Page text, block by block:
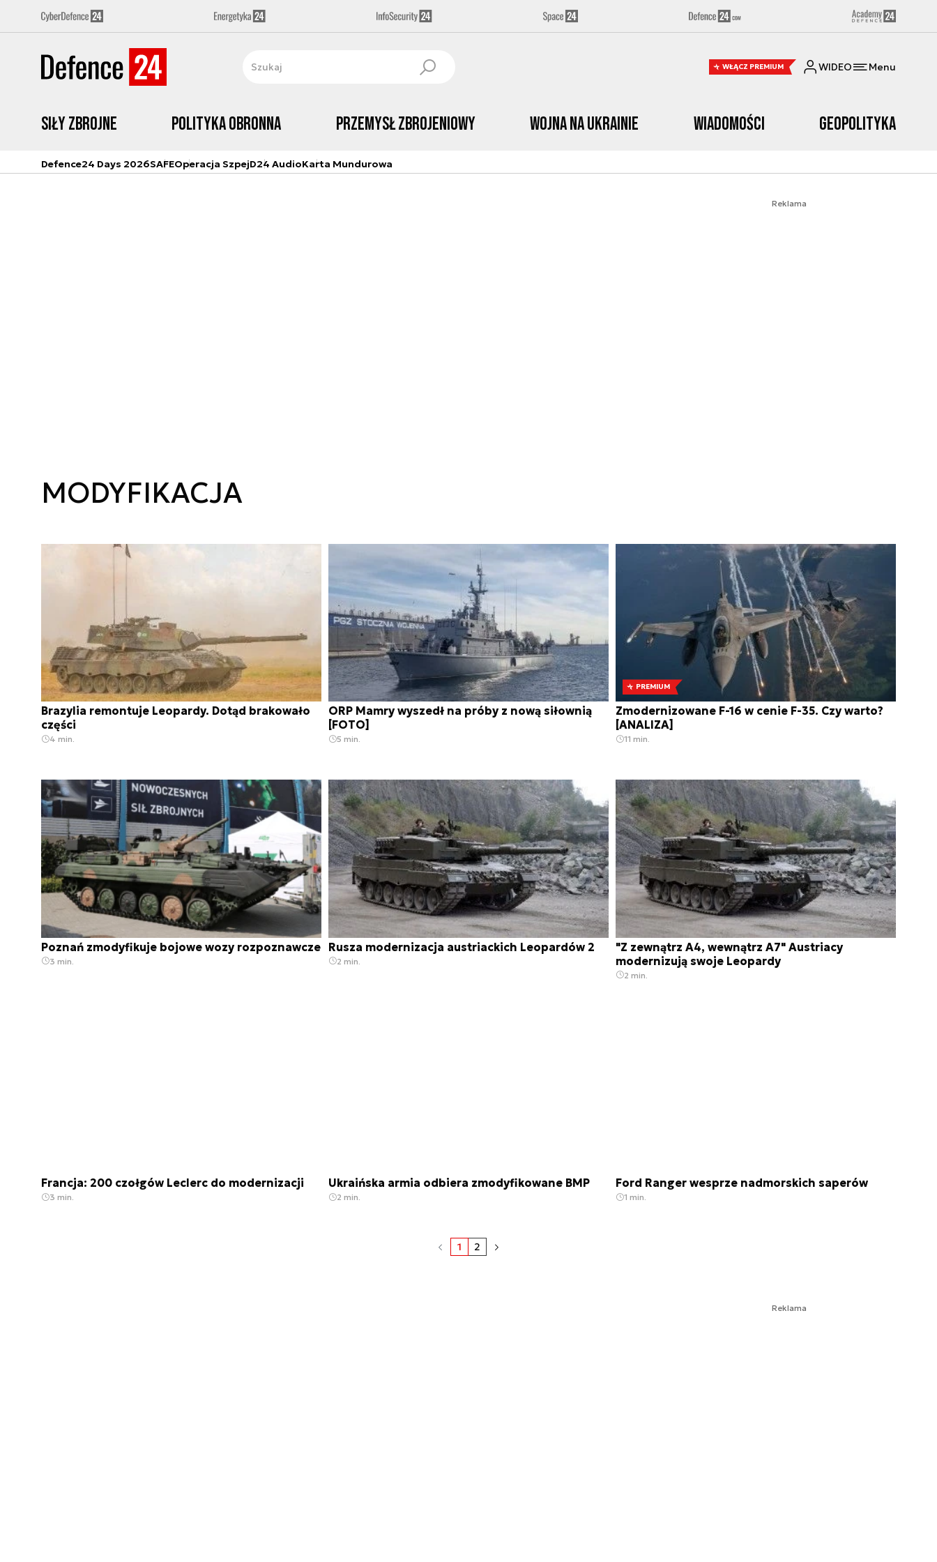
WŁĄCZ PREMIUM WIDEO Menu
Siły zbrojne Polityka obronna Przemysł Zbrojeniowy Wojna na Ukrainie Wiadomości Geopolityka
Defence24 Days 2026SAFEOperacja SzpejD24 AudioKarta Mundurowa
Reklama
MODYFIKACJA
Brazylia remontuje Leopardy. Dotąd brakowało
części
4 min.
ORP Mamry wyszedł na próby z nową siłownią
[FOTO]
5 min.
PREMIUM
Zmodernizowane F-16 w cenie F-35. Czy warto?
[ANALIZA]
11 min.
Poznań zmodyfikuje bojowe wozy rozpoznawcze
3 min.
Rusza modernizacja austriackich Leopardów 2
2 min.
"Z zewnątrz A4, wewnątrz A7" Austriacy
modernizują swoje Leopardy
2 min.
Francja: 200 czołgów Leclerc do modernizacji
3 min.
Ukraińska armia odbiera zmodyfikowane BMP
2 min.
Ford Ranger wesprze nadmorskich saperów
1 min.
1 2
Reklama